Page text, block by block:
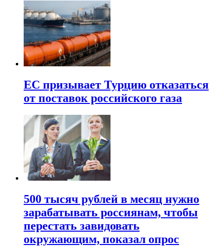
ЕС призывает Турцию отказаться
от поставок российского газа
500 тысяч рублей в месяц нужно
зарабатывать россиянам, чтобы
перестать завидовать
окружающим, показал опрос